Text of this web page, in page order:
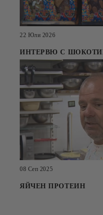
22 Юли 2026
ИНТЕРВЮ С
08 Сеп 2025
ЯЙЧЕН ПРОТЕИН